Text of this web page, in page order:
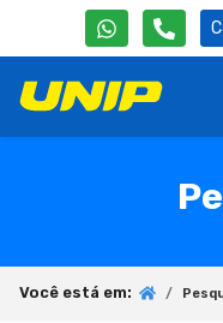
Você está em: